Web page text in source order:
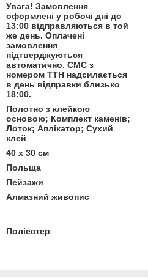
Увага! Замовлення
оформлені у робочі дні до
13:00 відправляються в той
же день. Оплачені
замовлення
підтверджуються
автоматично. СМС з
номером ТТН надсилається
в день відправки близько
18:00.
Полотно з клейкою
основою; Комплект каменів;
Лоток; Аплікатор; Сухий
клей
40 x 30 см
Польща
Пейзажи
Алмазний живопис
Поліестер